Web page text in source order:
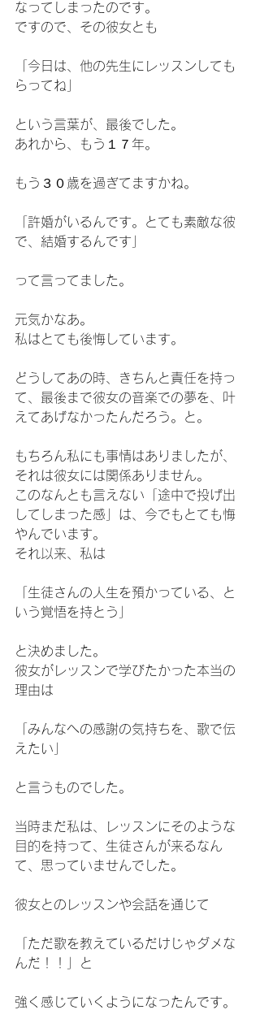
なってしまったのです。
ですので、その彼女とも
「今日は、他の先生にレッスンしても
らってね」
という言葉が、最後でした。
あれから、もう１７年。
もう３０歳を過ぎてますかね。
「許婚がいるんです。とても素敵な彼
で、結婚するんです」
って言ってました。
元気かなあ。
私はとても後悔しています。
どうしてあの時、きちんと責任を持っ
て、最後まで彼女の音楽での夢を、叶
えてあげなかったんだろう。と。
もちろん私にも事情はありましたが、
それは彼女には関係ありません。
このなんとも言えない「途中で投げ出
してしまった感」は、今でもとても悔
やんでいます。
それ以来、私は
「生徒さんの人生を預かっている、と
いう覚悟を持とう」
と決めました。
彼女がレッスンで学びたかった本当の
理由は
「みんなへの感謝の気持ちを、歌で伝
えたい」
と言うものでした。
当時まだ私は、レッスンにそのような
目的を持って、生徒さんが来るなん
て、思っていませんでした。
彼女とのレッスンや会話を通じて
「ただ歌を教えているだけじゃダメな
んだ！！」と
強く感じていくようになったんです。